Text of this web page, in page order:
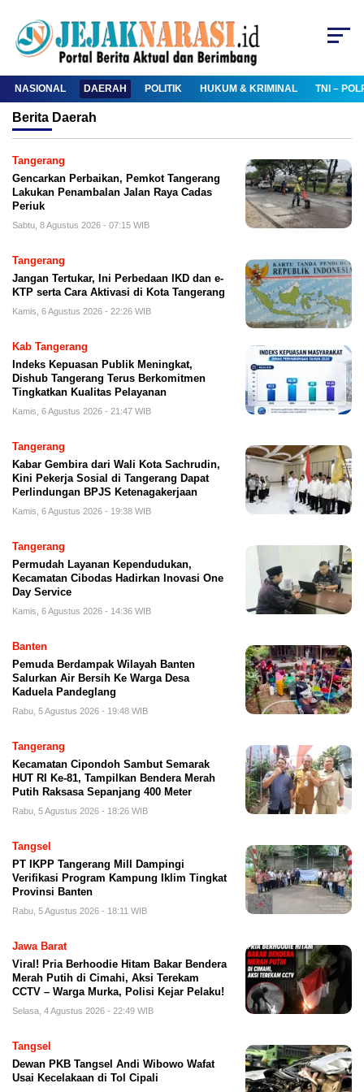
NASIONAL DAERAH POLITIK HUKUM & KRIMINAL TNI –
Berita Daerah
Tangerang
Gencarkan Perbaikan, Pemkot Tangerang
Lakukan Penambalan Jalan Raya Cadas
Periuk
Sabtu, 8 Agustus 2026 - 07:15 WIB
Tangerang
Jangan Tertukar, Ini Perbedaan IKD dan e-
KTP serta Cara Aktivasi di Kota Tangerang
Kamis, 6 Agustus 2026 - 22:26 WIB
Kab Tangerang
Indeks Kepuasan Publik Meningkat,
Dishub Tangerang Terus Berkomitmen
Tingkatkan Kualitas Pelayanan
Kamis, 6 Agustus 2026 - 21:47 WIB
Tangerang
Kabar Gembira dari Wali Kota Sachrudin,
Kini Pekerja Sosial di Tangerang Dapat
Perlindungan BPJS Ketenagakerjaan
Kamis, 6 Agustus 2026 - 19:38 WIB
Tangerang
Permudah Layanan Kependudukan,
Kecamatan Cibodas Hadirkan Inovasi One
Day Service
Kamis, 6 Agustus 2026 - 14:36 WIB
Banten
Pemuda Berdampak Wilayah Banten
Salurkan Air Bersih Ke Warga Desa
Kaduela Pandeglang
Rabu, 5 Agustus 2026 - 19:48 WIB
Tangerang
Kecamatan Cipondoh Sambut Semarak
HUT RI Ke-81, Tampilkan Bendera Merah
Putih Raksasa Sepanjang 400 Meter
Rabu, 5 Agustus 2026 - 18:26 WIB
Tangsel
PT IKPP Tangerang Mill Dampingi
Verifikasi Program Kampung Iklim Tingkat
Provinsi Banten
Rabu, 5 Agustus 2026 - 18:11 WIB
Jawa Barat
Viral! Pria Berhoodie Hitam Bakar Bendera
Merah Putih di Cimahi, Aksi Terekam
CCTV – Warga Murka, Polisi Kejar Pelaku!
Selasa, 4 Agustus 2026 - 22:49 WIB
Tangsel
Dewan PKB Tangsel Andi Wibowo Wafat
Usai Kecelakaan di Tol Cipali